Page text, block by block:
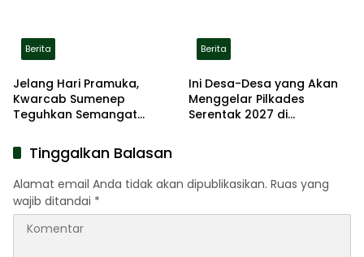
Berita
Jelang Hari Pramuka,
Kwarcab Sumenep
Teguhkan Semangat
Pahlawan
Berita
Ini Desa-Desa yang Akan
Menggelar Pilkades
Serentak 2027 di
Tinggalkan Balasan
Alamat email Anda tidak akan dipublikasikan. Ruas yang
wajib ditandai *